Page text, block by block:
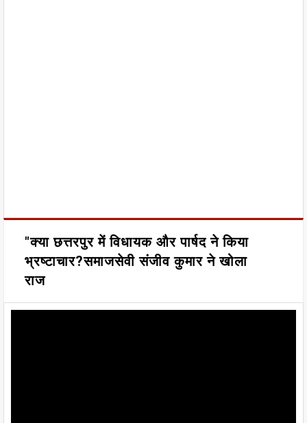
"क्या छत्तरपुर में विधायक और पार्षद ने किया
भ्रष्टाचार?समाजसेवी संजीव कुमार ने खोला
राज